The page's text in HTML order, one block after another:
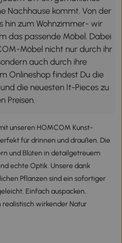
Nachhause kommt. Von der
hin zum Wohnzimmer- wir
das passende Möbel. Dabei
Möbel nicht nur durch ihr
auch durch ihre
Onlineshop findest Du die
die neuesten It-Pieces zu
Preisen.
unseren HOMCOM Kunst-
für drinnen und draußen. Die
und Blüten in detailgetreuem
echte Optik. Unsere dank
Pflanzen sind ein sofortiger
Einfach auspacken,
realistisch wirkender Natur